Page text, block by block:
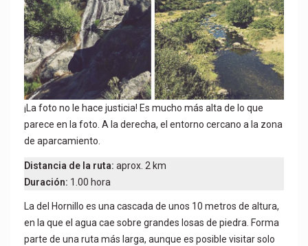
¡La foto no le hace justicia! Es mucho más alta de lo que
parece en la foto. A la derecha, el entorno cercano a la zona
de aparcamiento.
Distancia de la ruta: aprox. 2 km
Duración: 1.00 hora
La del Hornillo es una cascada de unos 10 metros de altura,
en la que el agua cae sobre grandes losas de piedra. Forma
parte de una ruta más larga, aunque es posible visitar solo